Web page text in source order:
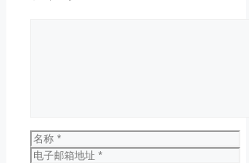
名
称
电